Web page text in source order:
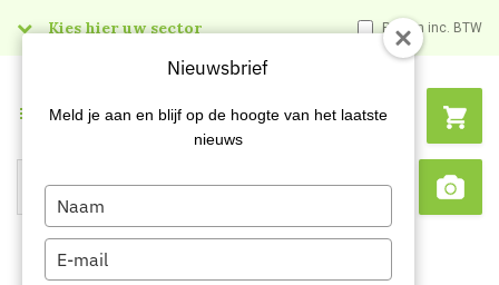
Kies hier uw sector Prijzen inc. BTW
Search
Menu
Nieuwsbrief
Meld je aan en blijf op de hoogte van het laatste
nieuws
Type
your
name
Type
your